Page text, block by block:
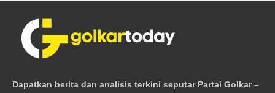
Dapatkan berita dan analisis terkini seputar Partai Golkar –